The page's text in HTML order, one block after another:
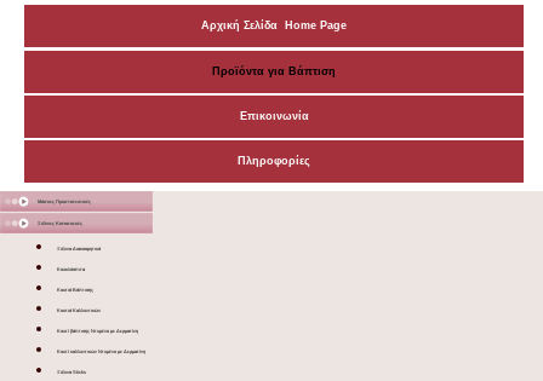
Αρχική Σελίδα Home Page
Προϊόντα για Βάπτιση
Επικοινωνία
Πληροφορίες
Μάσκες Προστατευτικές
Ξύλινες Κατασκευές
Ξύλινα Διακοσμητικά
Κουκλόσπιτα
Κουτιά Βάπτισης
Κουτιά Καλλυντικών
Κουτί βάπτισης Ντυμένο με Δερματίνη
Κουτί καλλυντικών Ντυμένο με Δερματίνη
Ξύλινα Sticks